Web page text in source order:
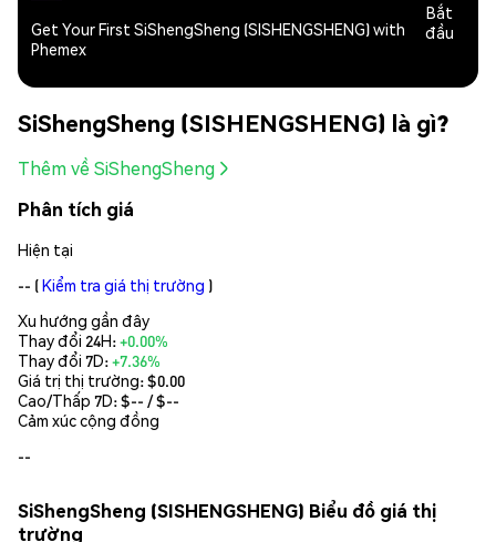
Get Your First SiShengSheng (SISHENGSHENG) with
Phemex
Bắt
đầu
SiShengSheng (SISHENGSHENG) là gì?
Thêm về SiShengSheng
Phân tích giá
Hiện tại
-- (Kiểm tra giá thị trường )
Xu hướng gần đây
Thay đổi 24H:+0.00%
Thay đổi 7D:+7.36%
Giá trị thị trường:$0.00
Cao/Thấp 7D: $-- / $--
Cảm xúc cộng đồng
--
SiShengSheng (SISHENGSHENG) Biểu đồ giá thị
trường